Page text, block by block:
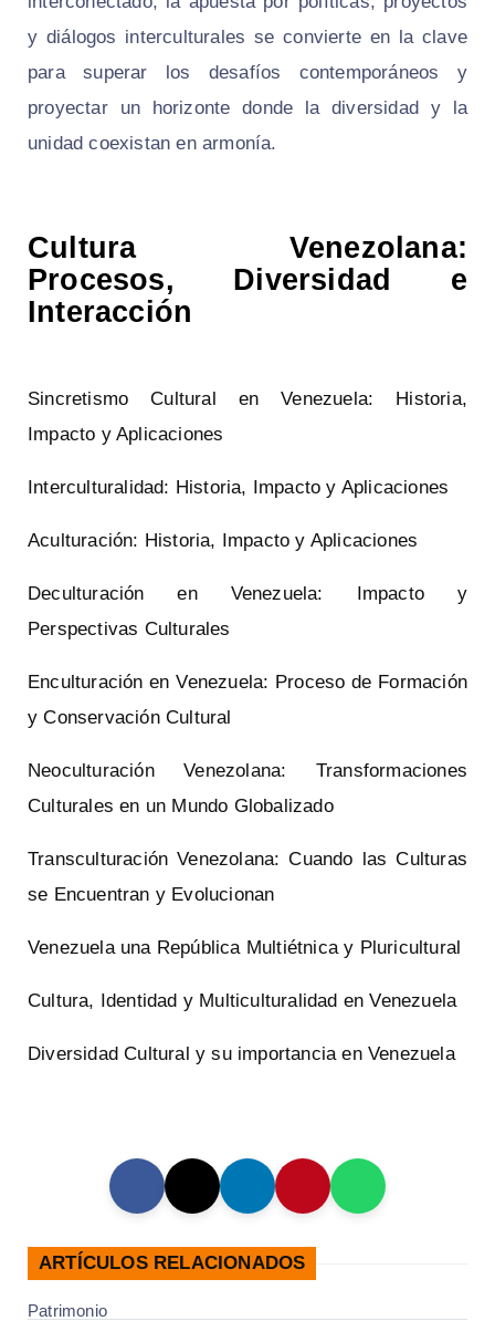
y diálogos interculturales se convierte en la clave
para superar los desafíos contemporáneos y
proyectar un horizonte donde la diversidad y la
unidad coexistan en armonía.
Cultura Venezolana:
Procesos, Diversidad e
Interacción
Sincretismo Cultural en Venezuela: Historia,
Impacto y Aplicaciones
Interculturalidad: Historia, Impacto y Aplicaciones
Aculturación: Historia, Impacto y Aplicaciones
Deculturación en Venezuela: Impacto y
Perspectivas Culturales
Enculturación en Venezuela: Proceso de Formación
y Conservación Cultural
Neoculturación Venezolana: Transformaciones
Culturales en un Mundo Globalizado
Transculturación Venezolana: Cuando las Culturas
se Encuentran y Evolucionan
Venezuela una República Multiétnica y Pluricultural
Cultura, Identidad y Multiculturalidad en Venezuela
Diversidad Cultural y su importancia en Venezuela
ARTÍCULOS RELACIONADOS
Patrimonio